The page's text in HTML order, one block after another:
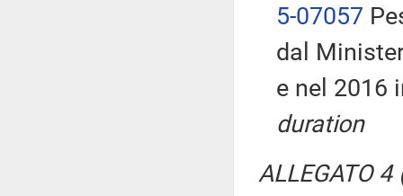
5-07057
dal
e nel 2016
duration
ALLEGATO